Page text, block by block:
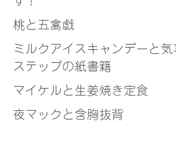
桃と五禽戯
ミルクアイスキャンデーと
ステップの紙書籍
マイケルと生姜焼き定食
夜マックと含胸抜背